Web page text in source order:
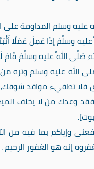
وسلم المداومة
وسلَّمَ إذَا عَمِلَ عَمَلًا
اللَّهُ عليه وسلَّمَ قَامَ
الله عليه وسلم وتره
فلا تطفيء مواقد
وعدك من لا يخلف
وإياكم بما فيه من
إنه هو الغفور الرحيم .